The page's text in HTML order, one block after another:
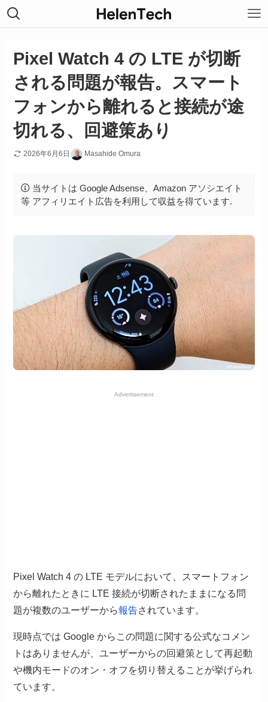
Pixel Watch 4 の LTE が切断
される問題が報告。スマート
フォンから離れると接続が途
切れる、回避策あり
2026年6月6日 Masahide Omura
当サイトは Google Adsense、Amazon アソシエイト
等 アフィリエイト広告を利用して収益を得ています.
Advertisement
Pixel Watch 4 の LTE モデルにおいて、スマートフォン
から離れたときに LTE 接続が切断されたままになる問
題が複数のユーザーから報告されています。
現時点では Google からこの問題に関する公式なコメン
トはありませんが、ユーザーからの回避策として再起動
や機内モードのオン・オフを切り替えることが挙げられ
ています。